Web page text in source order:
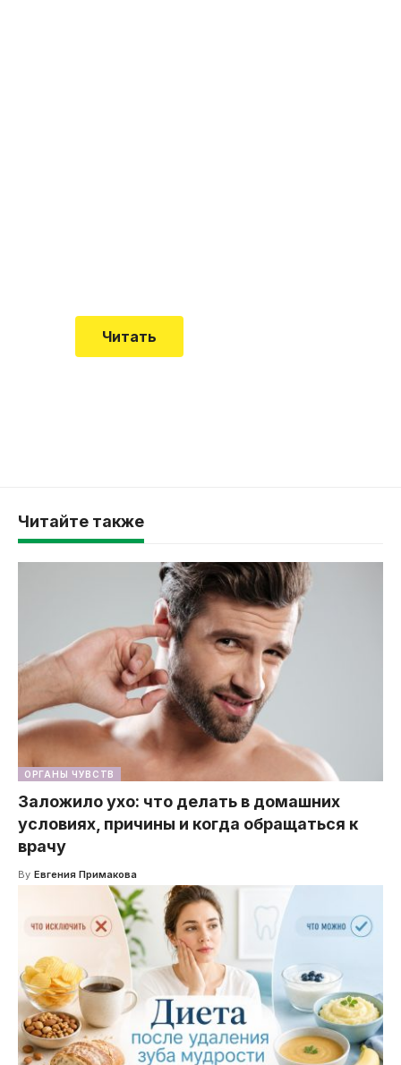
Читать
Читайте также
ОРГАНЫ ЧУВСТВ
Заложило ухо: что делать в домашних
условиях, причины и когда обращаться к
врачу
By Евгения Примакова